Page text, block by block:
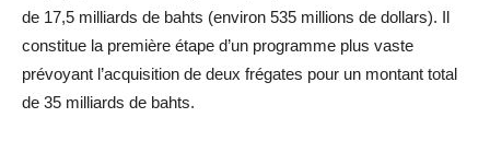
de 17,5 milliards de bahts (environ 535 millions de dollars). Il
constitue la première étape d’un programme plus vaste
prévoyant l’acquisition de deux frégates pour un montant total
de 35 milliards de bahts.